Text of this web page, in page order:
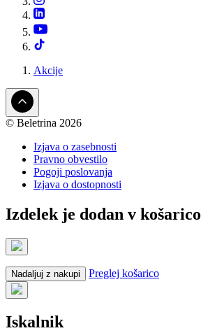
Akcije
© Beletrina 2026
Izjava o zasebnosti
Pravno obvestilo
Pogoji poslovanja
Izjava o dostopnosti
Izdelek je dodan v košarico
Nadaljuj z nakupi Preglej košarico
Iskalnik